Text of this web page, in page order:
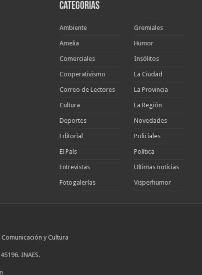
Categorias
Ambiente
Amelia
Comerciales
Cooperativismo
Correo de Lectores
Cultura
Deportes
Editorial
El País
Entrevistas
Fotogalerías
Gremiales
Humor
Insólitos
La Ciudad
La Provincia
La Región
Novedades
Policiales
Política
Ultimas noticias
Visperhumor
y Cultura
INAES.